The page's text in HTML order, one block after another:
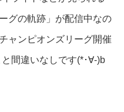
グの軌跡」が配信中なの
ャンピオンズリーグ開催
間違いなしです(*･∀-)b